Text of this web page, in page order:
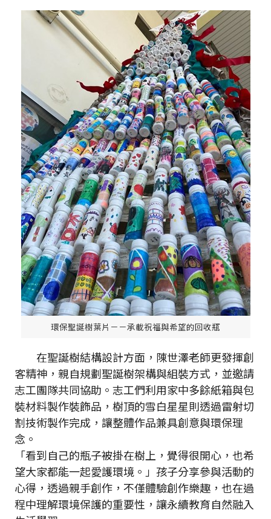
環保聖誕樹葉片－－承載祝福與希望的回收瓶
在聖誕樹結構設計方面，陳世澤老師更發揮創
客精神，親自規劃聖誕樹架構與組裝方式，並邀請
志工團隊共同協助。志工們利用家中多餘紙箱與包
裝材料製作裝飾品，樹頂的雪白星星則透過雷射切
割技術製作完成，讓整體作品兼具創意與環保理
念。
「看到自己的瓶子被掛在樹上，覺得很開心，也希
望大家都能一起愛護環境。」孩子分享參與活動的
心得，透過親手創作，不僅體驗創作樂趣，也在過
程中理解環境保護的重要性，讓永續教育自然融入